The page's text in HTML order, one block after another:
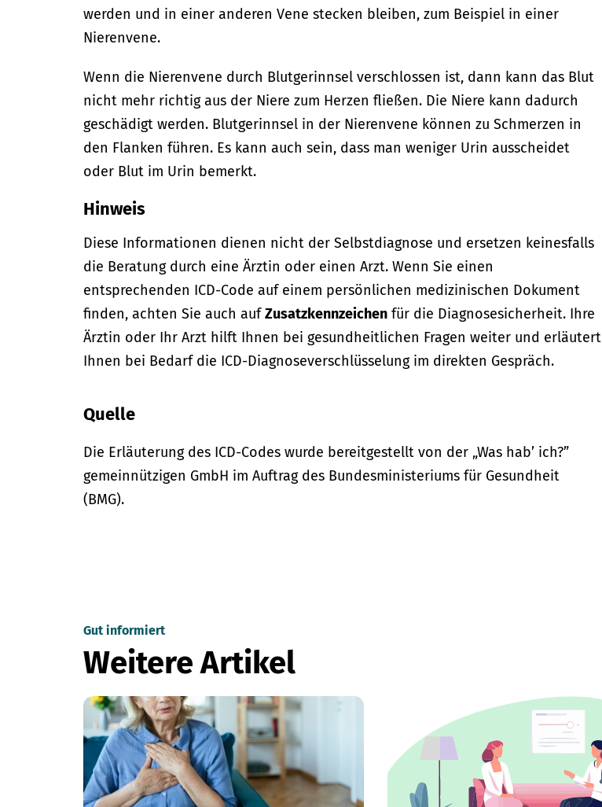
werden und in einer anderen Vene stecken bleiben, zum Beispiel in einer
Nierenvene.
Wenn die Nierenvene durch Blutgerinnsel verschlossen ist, dann kann das Blut
nicht mehr richtig aus der Niere zum Herzen fließen. Die Niere kann dadurch
geschädigt werden. Blutgerinnsel in der Nierenvene können zu Schmerzen in
den Flanken führen. Es kann auch sein, dass man weniger Urin ausscheidet
oder Blut im Urin bemerkt.
Hinweis
Diese Informationen dienen nicht der Selbstdiagnose und ersetzen keinesfalls
die Beratung durch eine Ärztin oder einen Arzt. Wenn Sie einen
entsprechenden ICD-Code auf einem persönlichen medizinischen Dokument
finden, achten Sie auch aufZusatzkennzeichen für die Diagnosesicherheit. Ihre
Ärztin oder Ihr Arzt hilft Ihnen bei gesundheitlichen Fragen weiter und erläutert
Ihnen bei Bedarf die ICD-Diagnoseverschlüsselung im direkten Gespräch.
Quelle
Die Erläuterung des ICD-Codes wurde bereitgestellt von der „Was hab’ ich?”
gemeinnützigen GmbH im Auftrag des Bundesministeriums für Gesundheit
(BMG).
Gut informiert
Weitere Artikel